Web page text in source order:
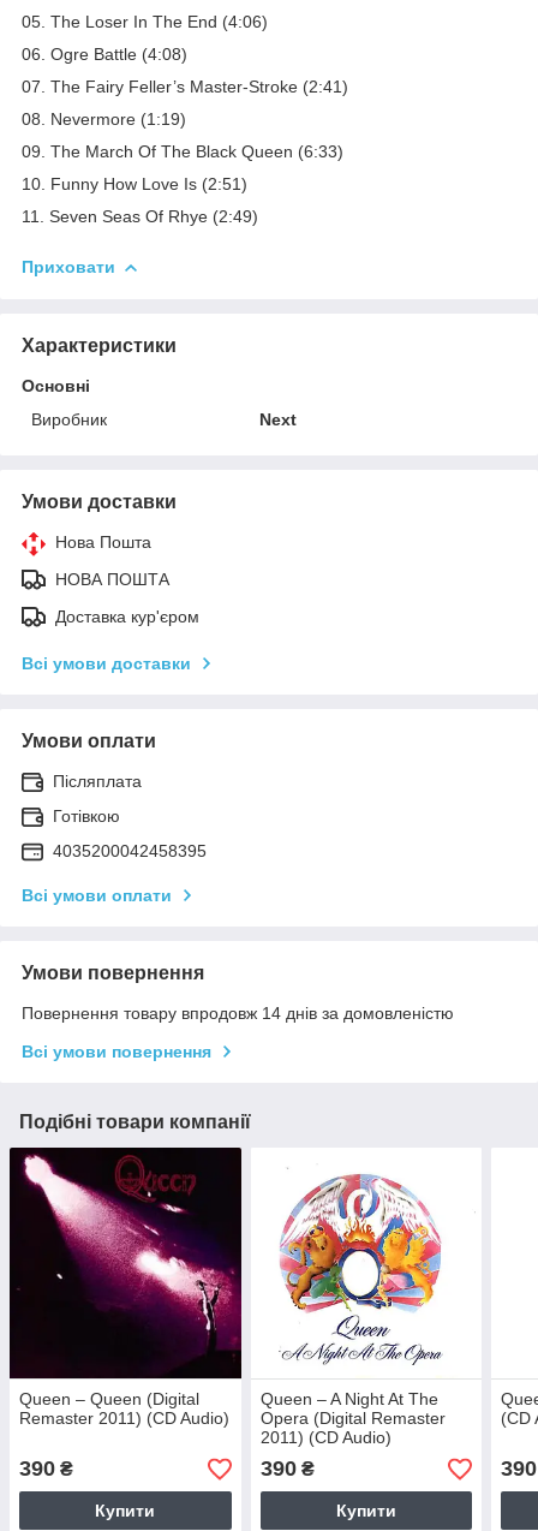
05. The Loser In The End (4:06)
06. Ogre Battle (4:08)
07. The Fairy Feller’s Master-Stroke (2:41)
08. Nevermore (1:19)
09. The March Of The Black Queen (6:33)
10. Funny How Love Is (2:51)
11. Seven Seas Of Rhye (2:49)
Приховати
Характеристики
Основні
Виробник
Next
Умови доставки
Нова Пошта
НОВА ПОШТА
Доставка кур'єром
Всі умови доставки
Умови оплати
Післяплата
Готівкою
4035200042458395
Всі умови оплати
Умови повернення
Повернення товару впродовж 14 днів за домовленістю
Всі умови повернення
Подібні товари компанії
Queen – Queen (Digital
Remaster 2011) (CD Audio)
390 ₴
Купити
Queen – A Night At The
Opera (Digital Remaster
2011) (CD Audio)
390₴
Купити
(CD
390